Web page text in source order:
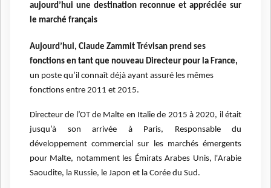
aujourd’hui une destination reconnue et appréciée sur
le marché français
Aujourd’hui, Claude Zammit Trévisan prend ses
fonctions en tant que nouveau Directeur pour la France,
un poste qu’il connaît déjà ayant assuré les mêmes
fonctions entre 2011 et 2015.
Directeur de l’OT de Malte en Italie de 2015 à 2020, il était
jusqu’à son arrivée à Paris, Responsable du
développement commercial sur les marchés émergents
pour Malte, notamment les Émirats Arabes Unis, l'Arabie
Saoudite, la Russie, le Japon et la Corée du Sud.